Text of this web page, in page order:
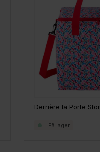
På lager